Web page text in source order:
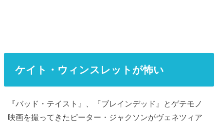
ケイト・ウィンスレットが怖い
『バッド・テイスト』、『ブレインデッド』とゲテモノ
映画を撮ってきたピーター・ジャクソンがヴェネツィア